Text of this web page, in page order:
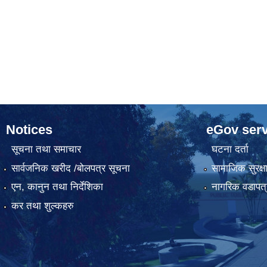
Notices
सूचना तथा समाचार
सार्वजनिक खरीद /बोलपत्र सूचना
एन, कानुन तथा निर्देशिका
कर तथा शुल्कहरु
eGov
घटना दर्ता
सामाजिक सुरक्षा
नागरिक